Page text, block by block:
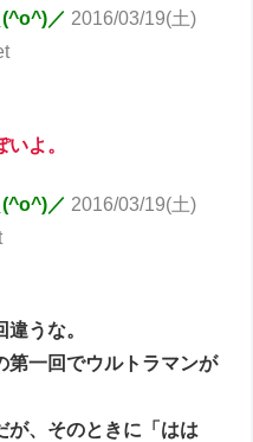
(^o^)／ 2016/03/19(土)
よ。
(^o^)／ 2016/03/19(土)
うな。
第一回でウルトラマンが
が、そのときに「はは